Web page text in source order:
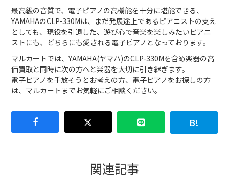
最高級の音質で、電子ピアノの高機能を十分に堪能できる、
YAMAHAのCLP-330Mは、まだ発展途上であるピアニストの支え
としても、現役を引退した、遊び心で音楽を楽しみたいピアニ
ストにも、どちらにも愛される電子ピアノとなっております。
マルカートでは、YAMAHA(ヤマハ)のCLP-330Mを含め楽器の高
価買取と同時に次の方へと楽器を大切に引き継ぎます。
電子ピアノを手放そうとお考えの方、電子ピアノをお探しの方
は、マルカートまでお気軽にご相談ください。
関連記事